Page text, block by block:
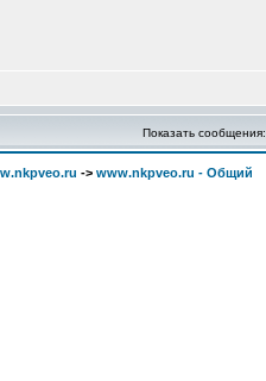
Показать сообщения:
-> www.nkpveo.ru - Общий